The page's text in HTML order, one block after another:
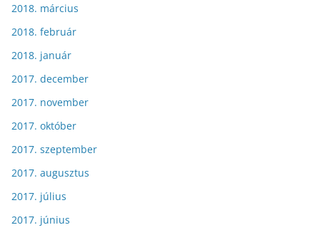
2018. március
2018. február
2018. január
2017. december
2017. november
2017. október
2017. szeptember
2017. augusztus
2017. július
2017. június